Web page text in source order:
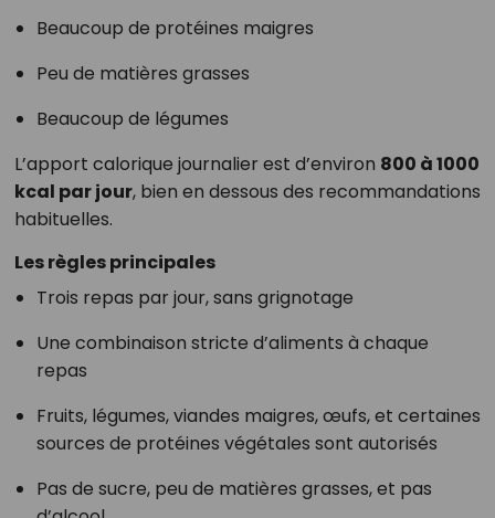
Beaucoup de protéines maigres
Peu de matières grasses
Beaucoup de légumes
L’apport calorique journalier est d’environ 800 à 1000
kcal par jour, bien en dessous des recommandations
habituelles.
Les règles principales
Trois repas par jour, sans grignotage
Une combinaison stricte d’aliments à chaque
repas
Fruits, légumes, viandes maigres, œufs, et certaines
sources de protéines végétales sont autorisés
Pas de sucre, peu de matières grasses, et pas